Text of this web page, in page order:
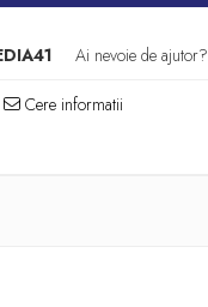
Ai nevoie de ajutor?
Cere informatii